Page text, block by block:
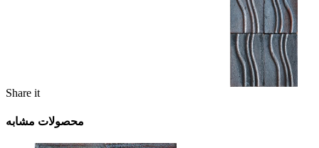
Share it
محصولات مشابه